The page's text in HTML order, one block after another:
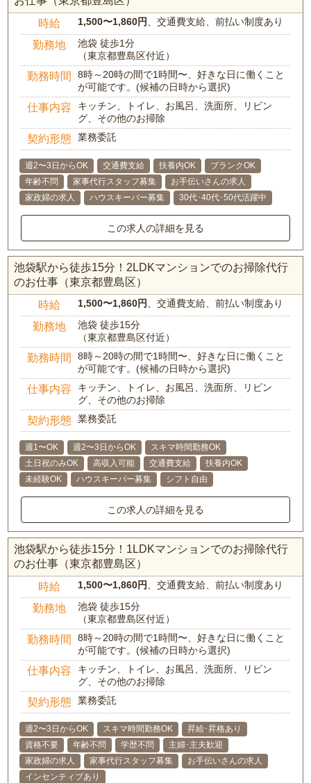
時給 1,500〜1,860円、交通費支給、前払い制度あり
勤務地
池袋 徒歩1分
（東京都豊島区付近）
勤務時間
8時～20時の間で1時間〜、好きな日に働くこと
が可能です。(候補の日時から選択)
仕事内容
キッチン、トイレ、お風呂、洗面所、リビン
グ、その他のお掃除
契約形態 業務委託
週2〜3日からOK 交通費支給 扶養内OK
ブランクOK
年齢不問
家事代行スタッフ募集
お手伝いさんの求人
家政婦の求人
ハウスキーパー募集 30代･40代･50代活躍中
この求人の詳細を見る
池袋駅から徒歩15分！2LDKマンションでのお掃除代行
のお仕事（東京都豊島区）
時給 1,500〜1,860円、交通費支給、前払い制度あり
勤務地
池袋 徒歩15分
（東京都豊島区付近）
勤務時間
8時～20時の間で1時間〜、好きな日に働くこと
が可能です。(候補の日時から選択)
仕事内容
キッチン、トイレ、お風呂、洗面所、リビン
グ、その他のお掃除
契約形態 業務委託
週1〜OK 週2〜3日からOK
スキマ時間勤務OK
土日祝のみOK
高収入可能 交通費支給
扶養内OK
未経験OK
ハウスキーパー募集 シフト自由
この求人の詳細を見る
池袋駅から徒歩15分！1LDKマンションでのお掃除代行
のお仕事（東京都豊島区）
時給 1,500〜1,860円、交通費支給、前払い制度あり
勤務地
池袋 徒歩15分
（東京都豊島区付近）
勤務時間
8時～20時の間で1時間〜、好きな日に働くこと
が可能です。(候補の日時から選択)
仕事内容
キッチン、トイレ、お風呂、洗面所、リビン
グ、その他のお掃除
契約形態 業務委託
週2〜3日からOK スキマ時間勤務OK
昇給･昇格あり
資格不要
年齢不問 学歴不問
主婦･主夫歓迎
家政婦の求人
家事代行スタッフ募集
お手伝いさんの求人
インセンティブあり